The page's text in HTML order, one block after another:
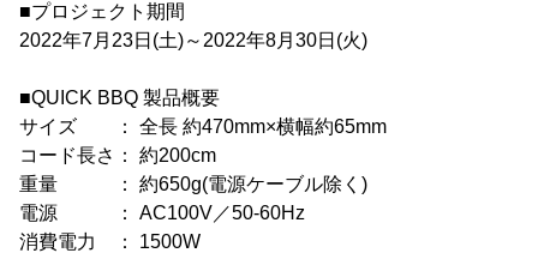
■プロジェクト期間
2022年7月23日(土)～2022年8月30日(火)
■QUICK BBQ 製品概要
サイズ ： 全長 約470mm×横幅約65mm
コード長さ： 約200cm
重量 ： 約650g(電源ケーブル除く)
電源 ： AC100V／50-60Hz
消費電力 ： 1500W